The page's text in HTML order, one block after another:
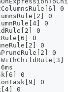
0
0
0
6ms
0
0